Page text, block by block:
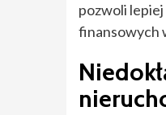
pozwoli
finansowych